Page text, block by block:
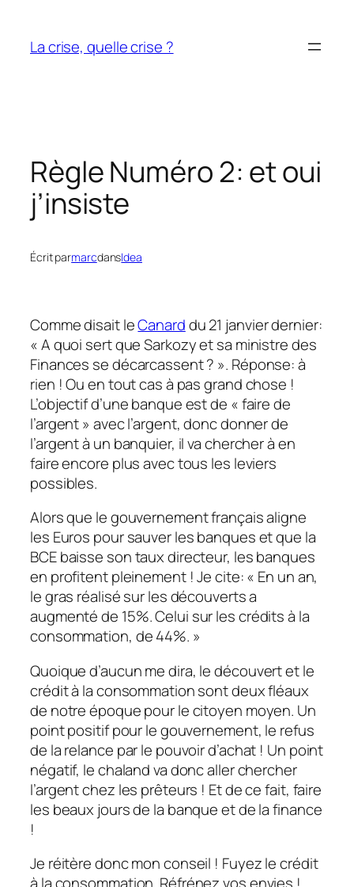
contenu
La crise, quelle crise ?
Règle Numéro 2: et oui
j’insiste
Écrit parmarcdansIdea
Comme disait leCanarddu 21 janvier dernier:
« A quoi sert que Sarkozy et sa ministre des
Finances se décarcassent ? ». Réponse: à
rien ! Ou en tout cas à pas grand chose !
L’objectif d’une banque est de « faire de
l’argent » avec l’argent, donc donner de
l’argent à un banquier, il va chercher à en
faire encore plus avec tous les leviers
possibles.
Alors que le gouvernement français aligne
les Euros pour sauver les banques et que la
BCE baisse son taux directeur, les banques
en profitent pleinement ! Je cite: « En un an,
le gras réalisé sur les découverts a
augmenté de 15%. Celui sur les crédits à la
consommation, de 44%. »
Quoique d’aucun me dira, le découvert et le
crédit à la consommation sont deux fléaux
de notre époque pour le citoyen moyen. Un
point positif pour le gouvernement, le refus
de la relance par le pouvoir d’achat ! Un point
négatif, le chaland va donc aller chercher
l’argent chez les prêteurs ! Et de ce fait, faire
les beaux jours de la banque et de la finance
!
Je réitère donc mon conseil ! Fuyez le crédit